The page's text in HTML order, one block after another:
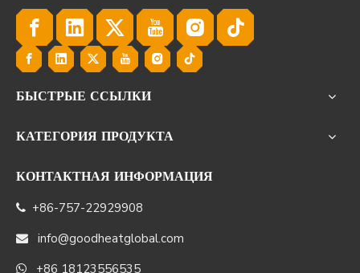
БЫСТРЫЕ ССЫЛКИ
КАТЕГОРИЯ ПРОДУКТА
КОНТАКТНАЯ ИНФОРМАЦИЯ
 +86-757-22929908
 info@goodheatglobal.com
 +86 18123556535